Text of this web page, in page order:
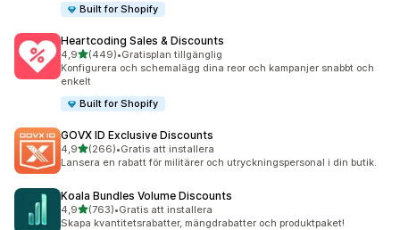
Built for Shopify
Heartcoding Sales & Discounts
4,9av 5 stjärnor
(449)
449 recensioner totalt
•Gratisplan tillgänglig
Konfigurera och schemalägg dina reor och kampanjer snabbt och
enkelt
Built for Shopify
GOVX ID Exclusive Discounts
4,9av 5 stjärnor
(266)
266 recensioner totalt
•Gratis att installera
Lansera en rabatt för militärer och utryckningspersonal i din butik.
Koala Bundles Volume Discounts
4,9av 5 stjärnor
(763)
763 recensioner totalt
•Gratis att installera
Skapa kvantitetsrabatter, mängdrabatter och produktpaket!